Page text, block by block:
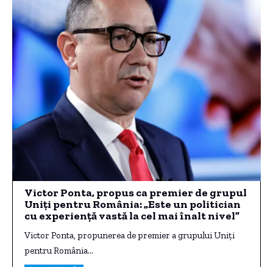
Victor Ponta, propus ca premier de grupul
Uniți pentru România: „Este un politician
cu experiență vastă la cel mai înalt nivel”
Victor Ponta, propunerea de premier a grupului Uniți
pentru România…